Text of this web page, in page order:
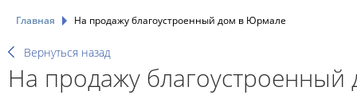
Главная На продажу благоустроенный дом в Юрмале
Вернуться назад
На продажу